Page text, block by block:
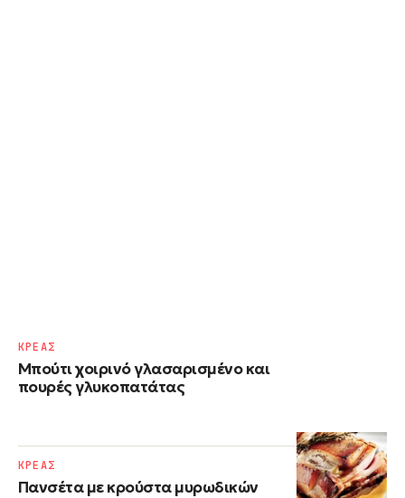
Μπούτι χοιρινό γλασαρισμένο και
πουρές γλυκοπατάτας
ΚΡΕΑΣ
Πανσέτα με κρούστα μυρωδικών
ΚΡΕΑΣ